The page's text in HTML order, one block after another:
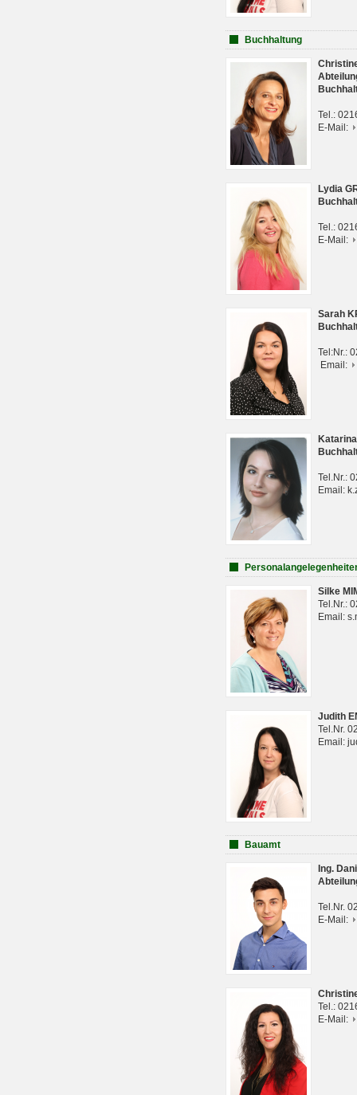
Buchhaltung
Tel.:
E-Mail:
Lydia
Tel.:
E-Mail:
Sarah
Tel:Nr.:
Email:
Tel.Nr.:
Email:
Silke
Tel.Nr.:
Email:
Judith
Tel.Nr.
Email:
Bauamt
Ing.
Tel.Nr.
E-Mail:
Tel.:
E-Mail: